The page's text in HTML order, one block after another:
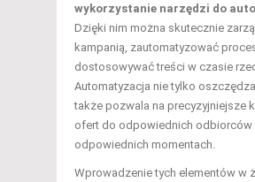
wykorzystanie narzędzi do
Dzięki nim można skutecznie
kampanią, zautomatyzować
dostosowywać treści w czasie
Automatyzacja nie tylko
także pozwala na precyzyjniejsze
ofert do odpowiednich odbiorców
odpowiednich momentach.
Wprowadzenie tych elementów w